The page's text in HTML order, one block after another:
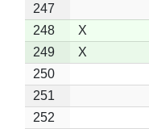
247
248
X
249
X
250
251
252